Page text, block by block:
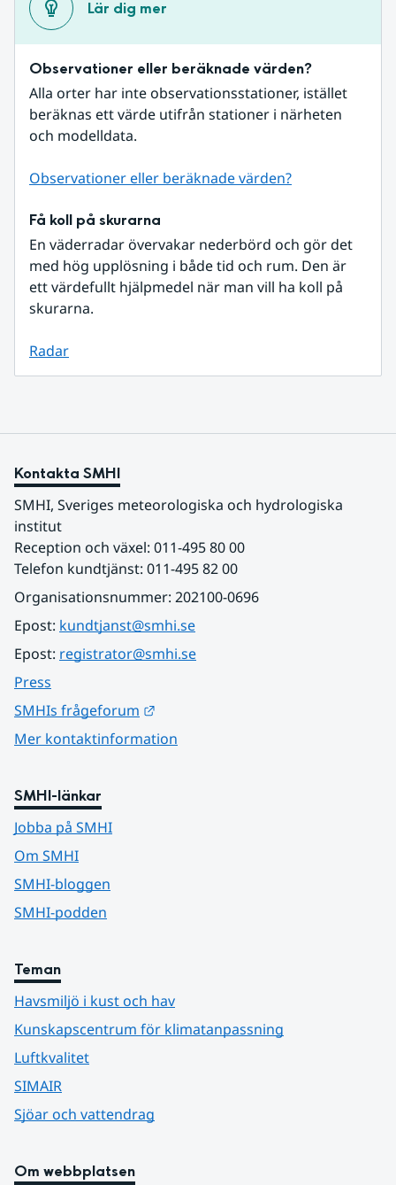
Lär dig mer
Observationer eller beräknade värden?
Alla orter har inte observationsstationer, istället
beräknas ett värde utifrån stationer i närheten
och modelldata.
Observationer eller beräknade värden?
Få koll på skurarna
En väderradar övervakar nederbörd och gör det
med hög upplösning i både tid och rum. Den är
ett värdefullt hjälpmedel när man vill ha koll på
skurarna.
Radar
Kontakta SMHI
SMHI, Sveriges meteorologiska och hydrologiska
institut
Reception och växel: 011-495 80 00
Telefon kundtjänst: 011-495 82 00
Organisationsnummer: 202100-0696
Epost: kundtjanst@smhi.se
Epost: registrator@smhi.se
Press
SMHIs frågeforum
Mer kontaktinformation
SMHI-länkar
Jobba på SMHI
Om SMHI
SMHI-bloggen
SMHI-podden
Teman
Havsmiljö i kust och hav
Kunskapscentrum för klimatanpassning
Luftkvalitet
SIMAIR
Sjöar och vattendrag
Om webbplatsen